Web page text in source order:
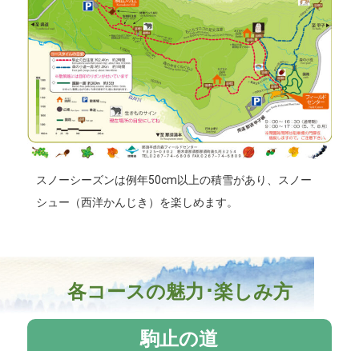
スノーシーズンは例年50cm以上の積雪があり、スノー
シュー（西洋かんじき）を楽しめます。
各コースの魅力･楽しみ方
駒止の道